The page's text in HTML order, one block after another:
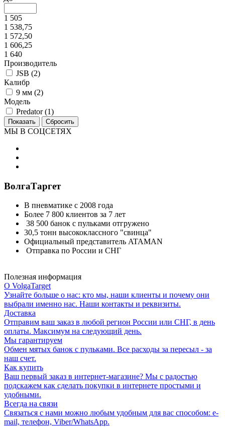
1 505
1 538,75
1 572,50
1 606,25
1 640
Производитель
JSB (2)
Калибр
9 мм (2)
Модель
Predator (1)
МЫ В СОЦСЕТЯХ
ВолгаТаргет
В пневматике с 2008 года
Более 7 800 клиентов за 7 лет
38 500 банок с пульками отгружено
30,5 тонн высококлассного "свинца"
Официальный представитель ATAMAN
Отправка по России и СНГ
Полезная информация
О VolgaTarget
Узнайте больше о нас: кто мы, наши клиенты и почему они
выбрали именно нас. Наши контакты и реквизиты.
Доставка
Отправим ваш заказ в любой регион России или СНГ, в день
оплаты. Максимум на следующий день.
Мы гарантируем
Обмен мятых банок с пульками. Все расходы за пересыл - за
наш счет.
Как купить
Ваш первый заказ в интернет-магазине? Мы с радостью
подскажем как сделать покупки в интернете простыми и
удобными.
Всегда на связи
Связаться с нами можно любым удобным для вас способом: e-
mail, телефон, Viber/WhatsApp.